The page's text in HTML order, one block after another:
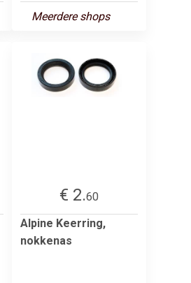
Meerdere shops
€ 2.60
Alpine Keerring,
nokkenas